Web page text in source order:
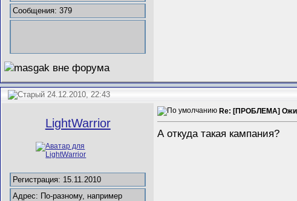
Сообщения: 379
24.12.2010, 22:43
LightWarrior
Регистрация: 15.11.2010
Адрес: По-разному, например
Re: [ПРОБЛЕМА]
А откуда такая кампания?